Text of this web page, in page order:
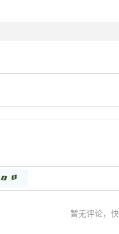
暂无评论，